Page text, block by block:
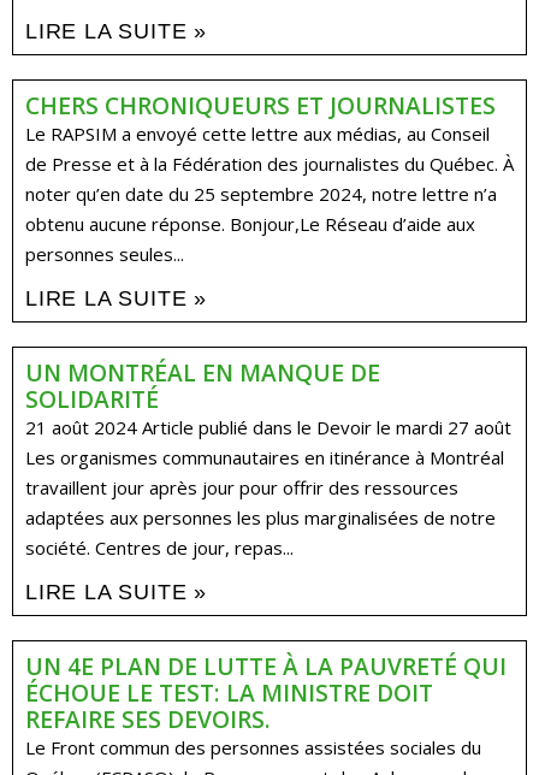
LIRE LA SUITE »
CHERS CHRONIQUEURS ET JOURNALISTES
Le RAPSIM a envoyé cette lettre aux médias, au Conseil
de Presse et à la Fédération des journalistes du Québec. À
noter qu’en date du 25 septembre 2024, notre lettre n’a
obtenu aucune réponse. Bonjour,Le Réseau d’aide aux
personnes seules...
LIRE LA SUITE »
UN MONTRÉAL EN MANQUE DE
SOLIDARITÉ
21 août 2024 Article publié dans le Devoir le mardi 27 août
Les organismes communautaires en itinérance à Montréal
travaillent jour après jour pour offrir des ressources
adaptées aux personnes les plus marginalisées de notre
société. Centres de jour, repas...
LIRE LA SUITE »
UN 4E PLAN DE LUTTE À LA PAUVRETÉ QUI
ÉCHOUE LE TEST: LA MINISTRE DOIT
REFAIRE SES DEVOIRS.
Le Front commun des personnes assistées sociales du